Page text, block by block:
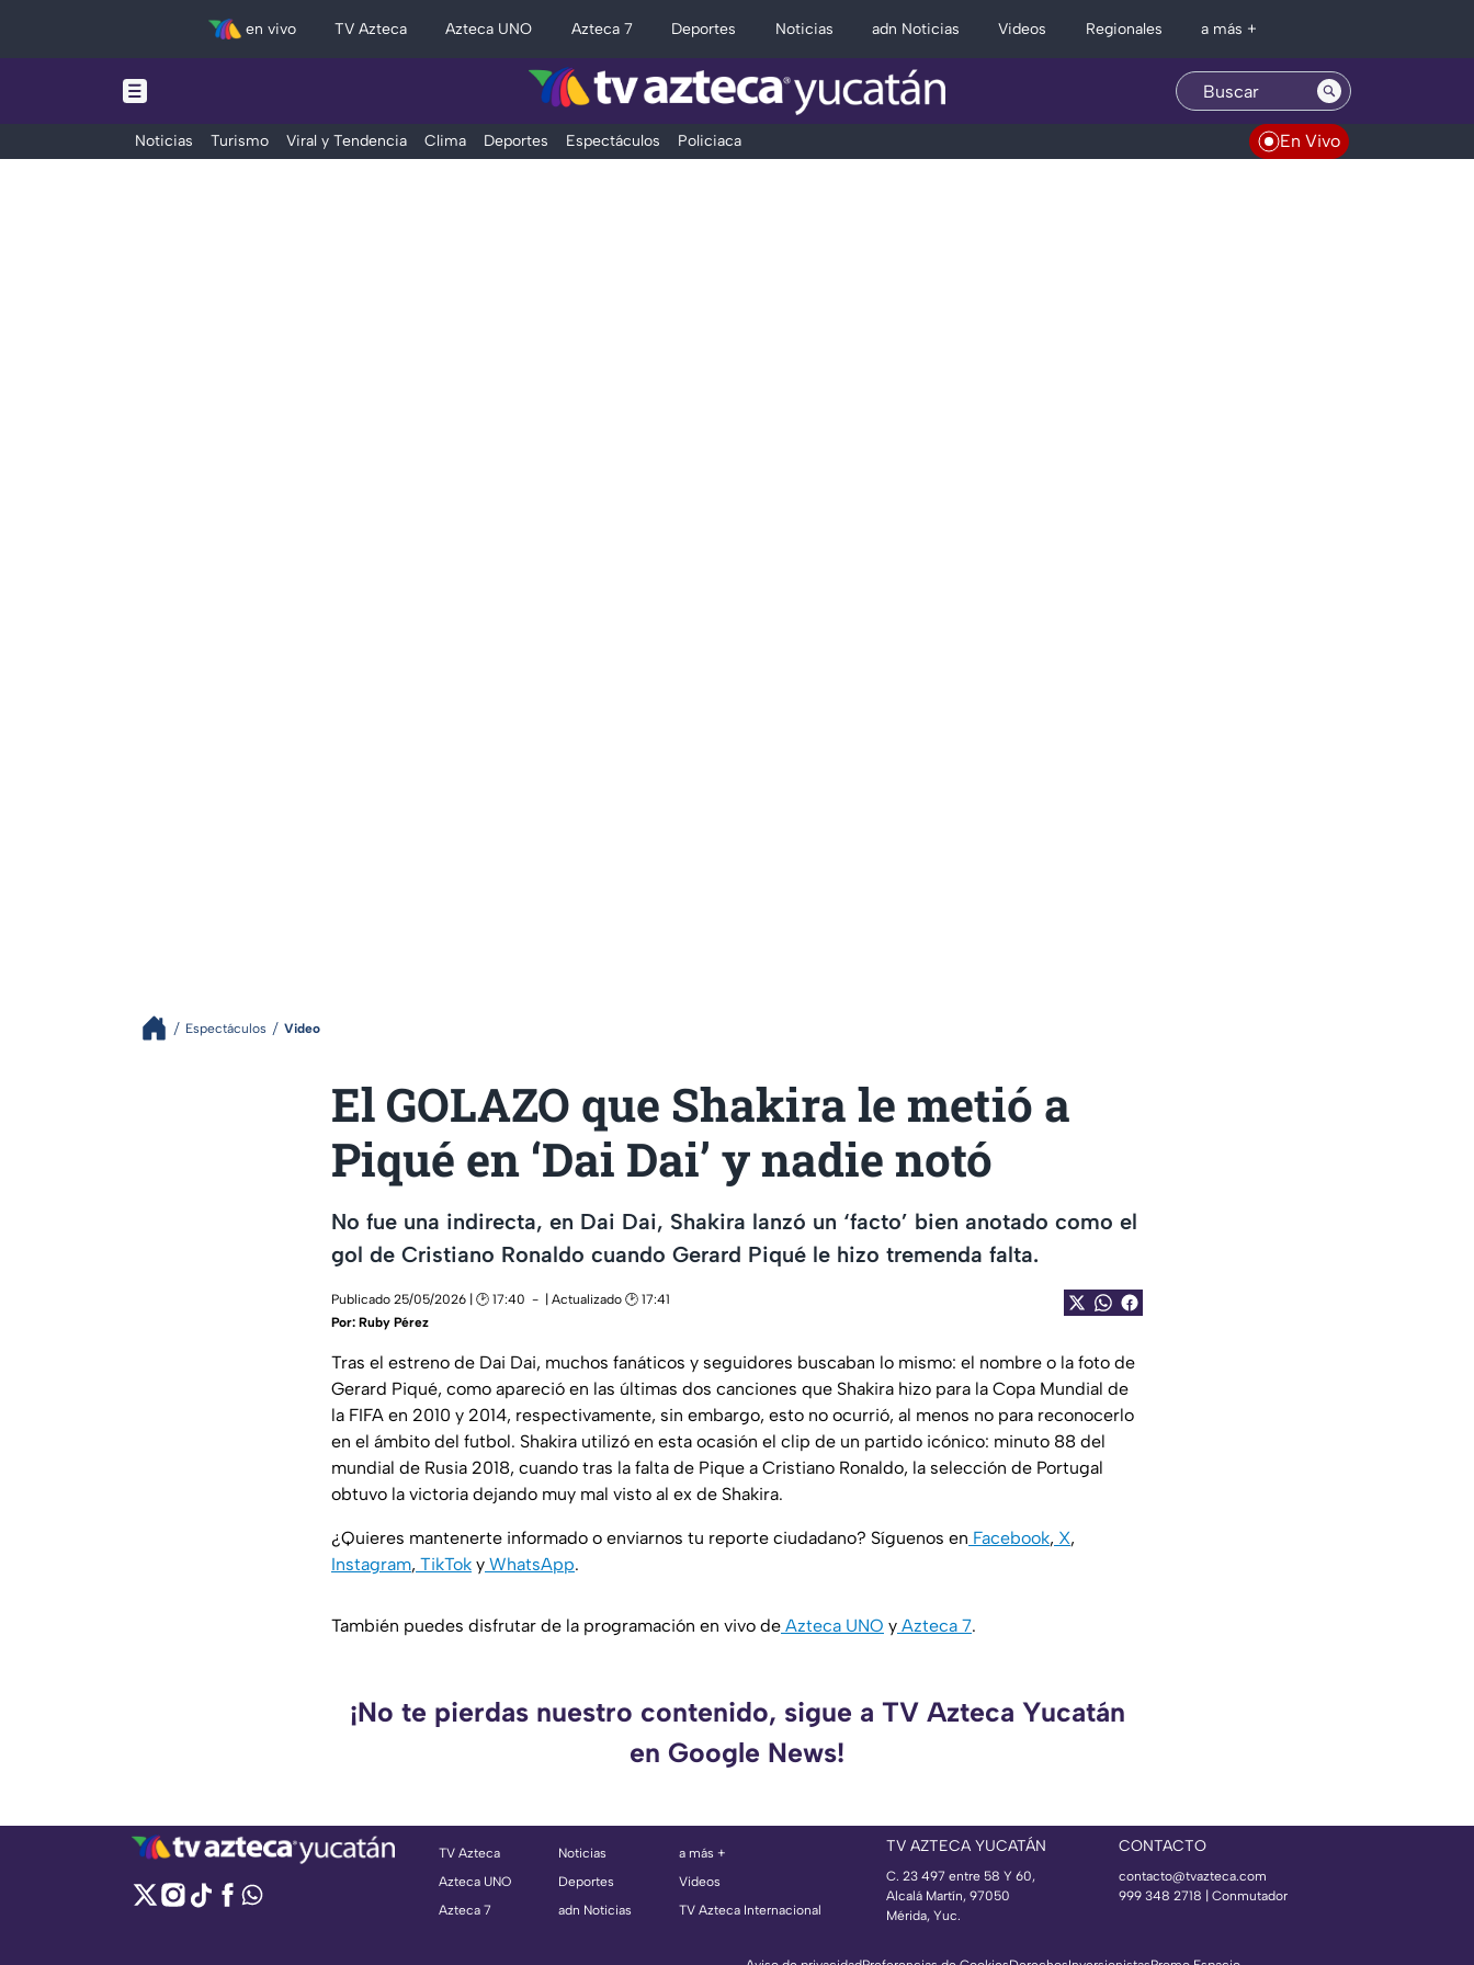
en vivo TV Azteca Azteca UNO Azteca 7 Deportes Noticias adn Noticias Videos Regionales a más +
Noticias Turismo Viral y Tendencia Clima Deportes Espectáculos Policiaca En Vivo
Espectáculos Video
El GOLAZO que Shakira le metió a
Piqué en ‘Dai Dai’ y nadie notó
No fue una indirecta, en Dai Dai, Shakira lanzó un ‘facto’ bien anotado como el
gol de Cristiano Ronaldo cuando Gerard Piqué le hizo tremenda falta.
Publicado 25/05/2026 | 🕑 17:40
| Actualizado 🕑 17:41
Por: Ruby Pérez
Tras el estreno de Dai Dai, muchos fanáticos y seguidores buscaban lo mismo: el nombre o la foto de
Gerard Piqué, como apareció en las últimas dos canciones que Shakira hizo para la Copa Mundial de
la FIFA en 2010 y 2014, respectivamente, sin embargo, esto no ocurrió, al menos no para reconocerlo
en el ámbito del futbol. Shakira utilizó en esta ocasión el clip de un partido icónico: minuto 88 del
mundial de Rusia 2018, cuando tras la falta de Pique a Cristiano Ronaldo, la selección de Portugal
obtuvo la victoria dejando muy mal visto al ex de Shakira.
¿Quieres mantenerte informado o enviarnos tu reporte ciudadano? Síguenos en Facebook, X,
Instagram, TikTok y WhatsApp.
También puedes disfrutar de la programación en vivo de Azteca UNO y Azteca 7.
¡No te pierdas nuestro contenido, sigue a TV Azteca Yucatán
en Google News!
TV Azteca
Azteca UNO
Azteca 7
Noticias
Deportes
adn Noticias
a más +
Videos
TV Azteca Internacional
TV AZTECA YUCATÁN
C. 23 497 entre 58 Y 60,
Alcalá Martín, 97050
Mérida, Yuc.
CONTACTO
contacto@tvazteca.com
999 348 2718 | Conmutador